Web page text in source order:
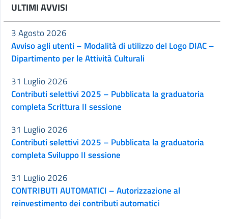
ULTIMI AVVISI
Avviso agli utenti – Modalità di utilizzo del Logo DIAC –
Dipartimento per le Attività Culturali
3 Agosto 2026
Contributi selettivi 2025 – Pubblicata la graduatoria
completa Scrittura II sessione
31 Luglio 2026
Contributi selettivi 2025 – Pubblicata la graduatoria
completa Sviluppo II sessione
31 Luglio 2026
CONTRIBUTI AUTOMATICI – Autorizzazione al
reinvestimento dei contributi automatici
31 Luglio 2026